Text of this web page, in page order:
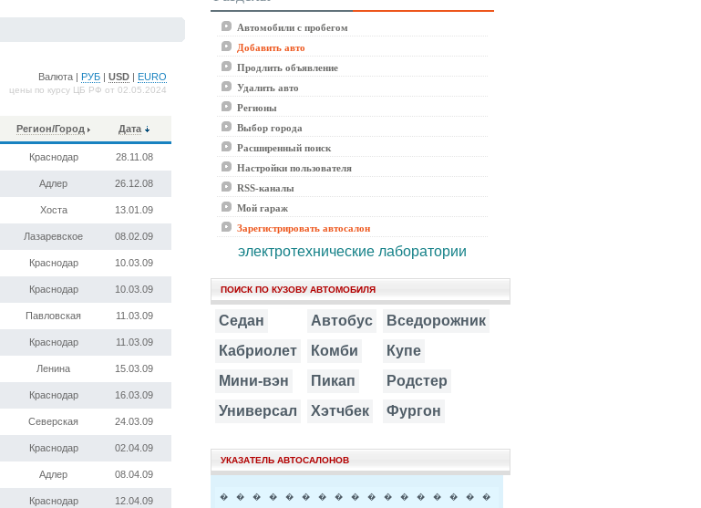
Валюта | РУБ |USD | EURO
цены по курсу ЦБ РФ от 02.05.2024
Регион/Город Дата
Краснодар 28.11.08
Адлер 26.12.08
Хоста 13.01.09
Лазаревское 08.02.09
Краснодар 10.03.09
Краснодар 10.03.09
Павловская 11.03.09
Краснодар 11.03.09
Ленина 15.03.09
Краснодар 16.03.09
Северская 24.03.09
Краснодар 02.04.09
Адлер 08.04.09
Краснодар 12.04.09
Автомобили с пробегом
Добавить авто
Продлить объявление
Удалить авто
Регионы
Выбор города
Расширенный поиск
Настройки пользователя
RSS-каналы
Мой гараж
Зарегистрировать автосалон
электротехнические лаборатории
ПОИСК ПО КУЗОВУ АВТОМОБИЛЯ
Седан Автобус
Вседорожник
Кабриолет
Комби
Купе
Мини-вэн
Пикап
Родстер
Универсал
Хэтчбек Фургон
УКАЗАТЕЛЬ АВТОСАЛОНОВ
� � � � � � � � � � � � � � � �
�